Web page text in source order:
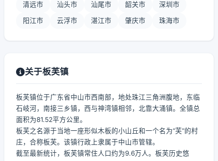
清远市 汕头市 汕尾市 韶关市 深圳市
阳江市 云浮市 湛江市 肇庆市 珠海市
关于板芙镇
板芙镇位于广东省中山市西南部，地处珠江三角洲腹地，东临
石岐河，南接三乡镇，西与神湾镇相邻，北靠大涌镇。全镇总
面积为81.52平方公里。
板芙之名源于当地一座形似木板的小山丘和一个名为“芙”的村
庄，合称板芙。该镇行政上隶属于中山市管辖。
截至最新统计，板芙镇常住人口约为9.6万人。板芙历史悠